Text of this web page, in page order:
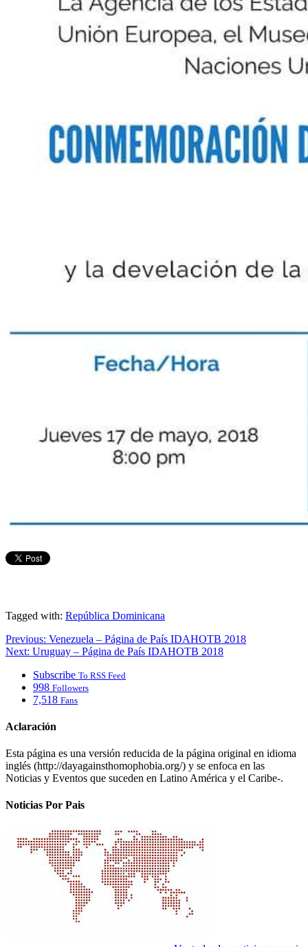
Tagged with: República Dominicana
Previous: Venezuela – Página de País IDAHOTB 2018
Next: Uruguay – Página de País IDAHOTB 2018
Subscribe To RSS Feed
998 Followers
7,518 Fans
Aclaración
Esta página es una versión reducida de la página original en idioma
inglés (http://dayagainsthomophobia.org/) y se enfoca en las
Noticias y Eventos que suceden en Latino América y el Caribe-.
Noticias Por Pais